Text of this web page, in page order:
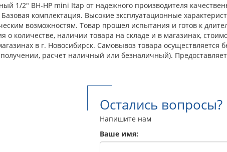
1/2" ВН-НР mini Itap от надежного производителя
комплектация. Высокие эксплуатационные
возможностям. Товар прошел испытания и готов к
о количестве, наличии товара на складе и в магазинах,
в г. Новосибирск. Самовывоз товара
расчет наличный или безналичный).
Остались вопросы?
Напишите нам
Ваше имя: